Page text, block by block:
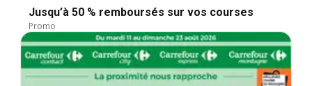
Jusqu’à 50 % remboursés sur vos courses
Promo